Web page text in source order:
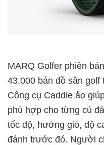
MARQ Golfer phiên
43.000 bản đồ sân
Công cụ Caddie ảo
phù hợp cho từng cú
tốc độ, hướng gió, độ
đánh trước đó. Người